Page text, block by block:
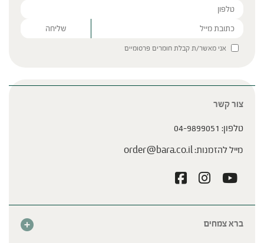
Please leave this field empty.
אני מאשר/ת קבלת חומרים פרסומיים
ברא צמחים
צור קשר
טלפון: 04-9899051
מייל להזמנות: order@bara.co.il